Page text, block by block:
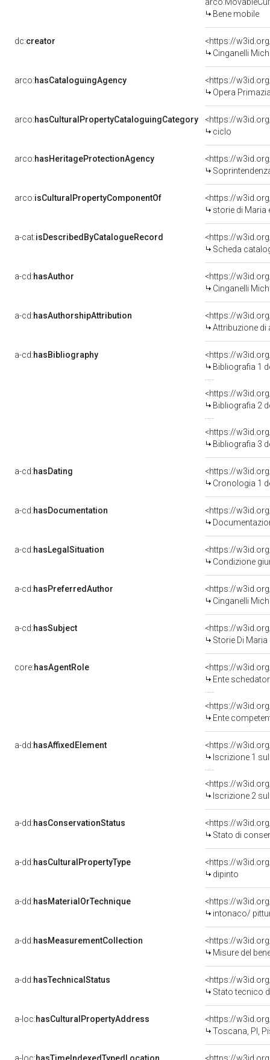
Bene mobile
dc:creator
<https://
Cinganelli
arco:hasCataloguingAgency
<https://
Opera
arco:hasCulturalPropertyCataloguingCategory
<https://
ciclo
arco:hasHeritageProtectionAgency
<https://
arco:isCulturalPropertyComponentOf
<https://
storie di Maria
a-cat:isDescribedByCatalogueRecord
<https://
Scheda
a-cd:hasAuthor
<https://
Cinganelli
a-cd:hasAuthorshipAttribution
<https://
Attribuzione di
a-cd:hasBibliography
<https://
Bibliografia 1
<https://
Bibliografia 2
<https://
Bibliografia 3
a-cd:hasDating
<https://
Cronologia 1
a-cd:hasDocumentation
a-cd:hasLegalSituation
<https://
Condizione
a-cd:hasPreferredAuthor
<https://
Cinganelli
a-cd:hasSubject
<https://
Storie Di Maria
core:hasAgentRole
<https://
Ente
<https://
Ente competente
a-dd:hasAffixedElement
<https://
Iscrizione 1
<https://
Iscrizione 2
a-dd:hasConservationStatus
<https://
Stato di
a-dd:hasCulturalPropertyType
<https://
dipinto
a-dd:hasMaterialOrTechnique
<https://
intonaco/
a-dd:hasMeasurementCollection
<https://
Misure del
a-dd:hasTechnicalStatus
<https://
Stato tecnico
a-loc:hasCulturalPropertyAddress
<https://
Toscana, PI,